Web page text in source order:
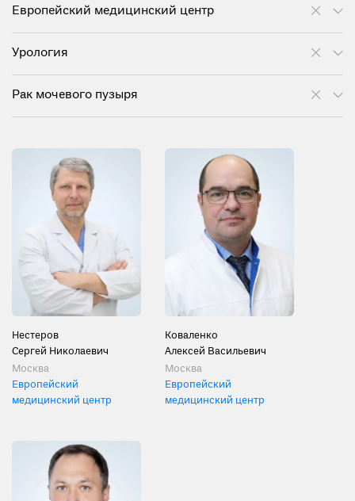
Европейский медицинский центр
Урология
Рак мочевого пузыря
Нестеров
Сергей Николаевич
Москва
Европейский
медицинский центр
Коваленко
Алексей Васильевич
Москва
Европейский
медицинский центр